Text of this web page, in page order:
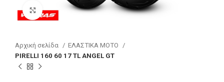
Click to enlarge
Αρχική σελίδα
ΕΛΑΣΤΙΚΑ MOTO
PIRELLI 160 60 17 TL ANGEL GT